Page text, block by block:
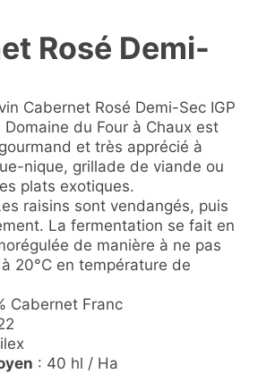
Rosé Demi-
Cabernet Rosé Demi-Sec IGP
du Four à Chaux est
et très apprécié à
nique, grillade de viande ou
plats exotiques.
raisins sont vendangés, puis
La fermentation se fait en
de manière à ne pas
20°C en température de
Cabernet Franc
: 40 hl / Ha